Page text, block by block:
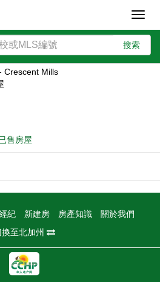
搜索
Crescent Mills
售房屋
紀 新建房 房產知識
關於我們
至北加州